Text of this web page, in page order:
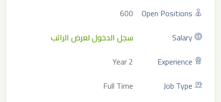
Open Positions
600
Salary
سجل الدخول لعرض الراتب
Experience
2 Year
Job Type
Full Time